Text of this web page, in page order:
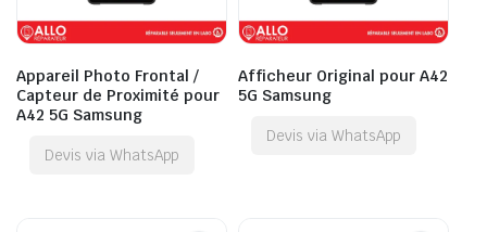
Appareil Photo Frontal /
Capteur de Proximité pour
A42 5G Samsung
Devis via WhatsApp
Afficheur Original pour A42
5G Samsung
Devis via WhatsApp